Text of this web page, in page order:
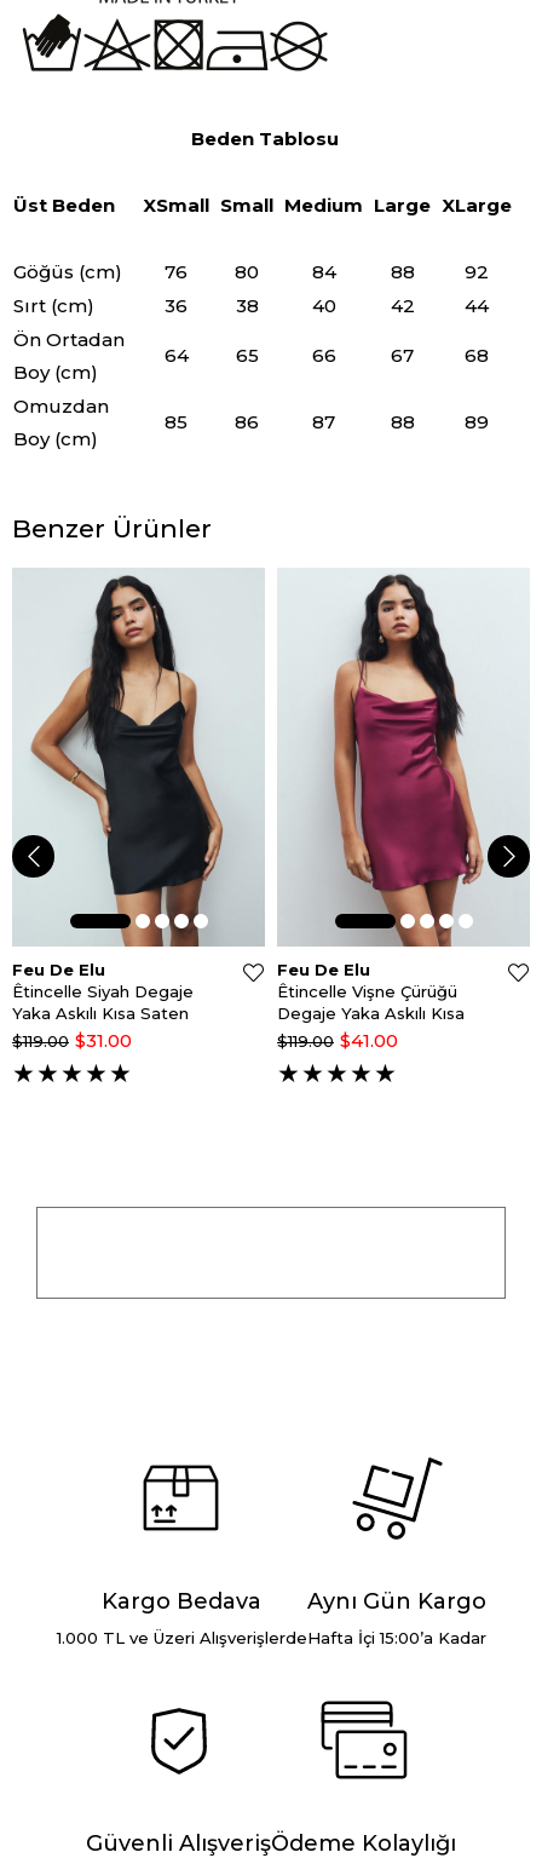
Beden Tablosu
Üst Beden XSmall Small Medium Large XLarge
Göğüs (cm) 76 80 84 88
92
Sırt (cm)
36 38 40 42
44
Ön Ortadan
Boy (cm)
64 65 66 67 68
Omuzdan
Boy (cm)
85 86 87 88 89
Benzer Ürünler
Feu De Elu
Êtincelle Siyah Degaje
Yaka Askılı Kısa Saten
Gecelik
★★★★★
$31.00
$119.00
Feu De Elu
Êtincelle Vişne Çürüğü
Degaje Yaka Askılı Kısa
Saten Gecelik
★★★★★
$41.00
$119.00
Kargo Bedava
1.000 TL ve Üzeri Alışverişlerde
Aynı Gün Kargo
Hafta İçi 15:00’a Kadar
Güvenli AlışverişÖdeme Kolaylığı